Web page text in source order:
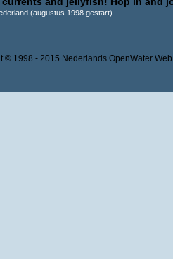
(augustus 1998 gestart)
© 1998 - 2015 Nederlands OpenWater